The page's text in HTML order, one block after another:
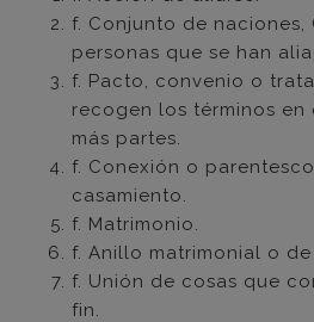
f. Conjunto de naciones,
personas que se han
f. Pacto, convenio o
recogen los términos en
más partes.
f. Conexión o
casamiento.
f. Matrimonio.
f. Anillo matrimonial o de
f. Unión de cosas que
fin.